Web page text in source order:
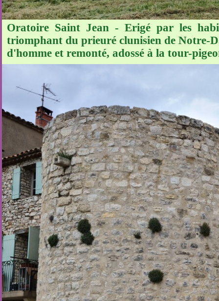
Oratoire Saint Jean - Erigé par les
triomphant du prieuré clunisien de Notre-
d'homme et remonté, adossé à la tour-